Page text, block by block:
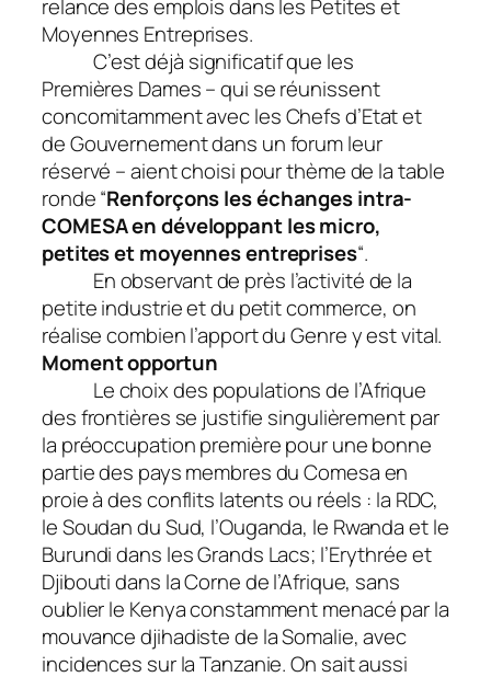
relance des emplois dans les Petites et
Moyennes Entreprises.
C’est déjà significatif que les
Premières Dames – qui se réunissent
concomitamment avec les Chefs d’Etat et
de Gouvernement dans un forum leur
réservé – aient choisi pour thème de la table
ronde “Renforçons les échanges intra-
COMESA en développant les micro,
petites et moyennes entreprises“.
En observant de près l’activité de la
petite industrie et du petit commerce, on
réalise combien l’apport du Genre y est vital.
Moment opportun
Le choix des populations de l’Afrique
des frontières se justifie singulièrement par
la préoccupation première pour une bonne
partie des pays membres du Comesa en
proie à des conflits latents ou réels : la RDC,
le Soudan du Sud, l’Ouganda, le Rwanda et le
Burundi dans les Grands Lacs; l’Erythrée et
Djibouti dans la Corne de l’Afrique, sans
oublier le Kenya constamment menacé par la
mouvance djihadiste de la Somalie, avec
incidences sur la Tanzanie. On sait aussi